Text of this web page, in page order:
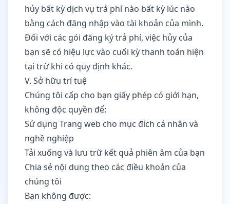
hủy bất kỳ dịch vụ trả phí nào bất kỳ lúc nào
bằng cách đăng nhập vào tài khoản của mình.
Đối với các gói đăng ký trả phí, việc hủy của
bạn sẽ có hiệu lực vào cuối kỳ thanh toán hiện
tại trừ khi có quy định khác.
V. Sở hữu trí tuệ
Chúng tôi cấp cho bạn giấy phép có giới hạn,
không độc quyền để:
Sử dụng Trang web cho mục đích cá nhân và
nghề nghiệp
Tải xuống và lưu trữ kết quả phiên âm của bạn
Chia sẻ nội dung theo các điều khoản của
chúng tôi
Bạn không được: